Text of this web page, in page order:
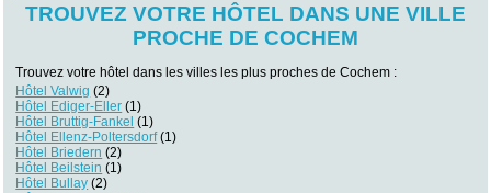
TROUVEZ VOTRE HÔTEL DANS UNE VILLE
PROCHE DE COCHEM
Trouvez votre hôtel dans les villes les plus proches de Cochem :
Hôtel Valwig (2)
Hôtel Ediger-Eller (1)
Hôtel Bruttig-Fankel (1)
Hôtel Ellenz-Poltersdorf(1)
Hôtel Briedern (2)
Hôtel Beilstein (1)
Hôtel Bullay (2)